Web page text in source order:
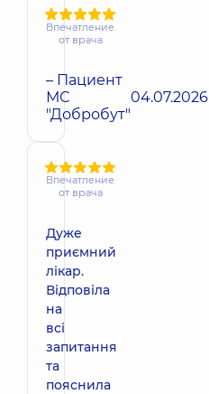
Впечатление
от врача
– Пациент
МС
"Добробут"
04.07.2026
Впечатление
от врача
Дуже
приємний
лікар.
Відповіла
на
всі
запитання
та
пояснила